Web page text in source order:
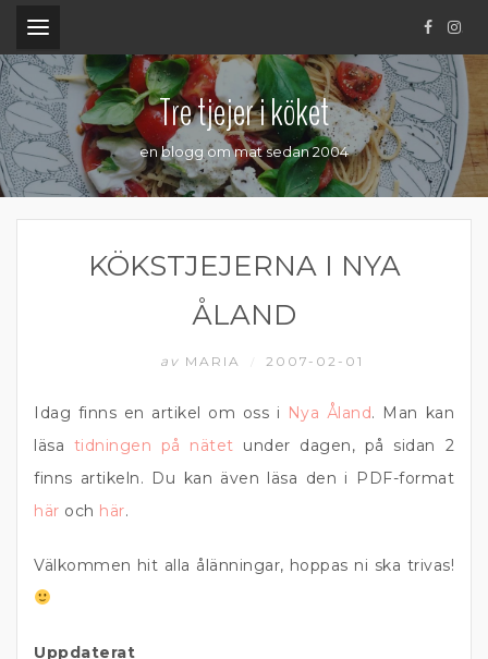
.
Tre tjejer i köket
en blogg om mat sedan 2004
KÖKSTJEJERNA I NYA
ÅLAND
av MARIA 2007-02-01
Idag finns en artikel om oss i Nya Åland. Man kan
läsa tidningen på nätet under dagen, på sidan 2
finns artikeln. Du kan även läsa den i PDF-format
här och här.
Välkommen hit alla ålänningar, hoppas ni ska trivas!
Uppdaterat